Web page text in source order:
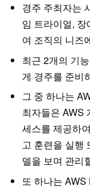
경주 주최자는
임 트라이얼,
여 조직의 니즈
최근 2개의 기
게 경주를 준비
그 중 하나는
최자들은 AWS
세스를 제공하
고 훈련을 실행
델을 보며 관리
또 하나는